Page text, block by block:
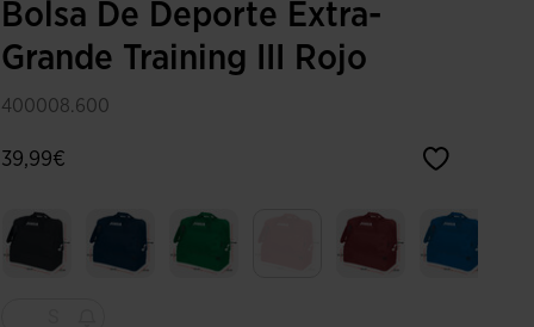
Bolsa De Deporte Extra-
Grande Training III Rojo
400008.600
39,99€